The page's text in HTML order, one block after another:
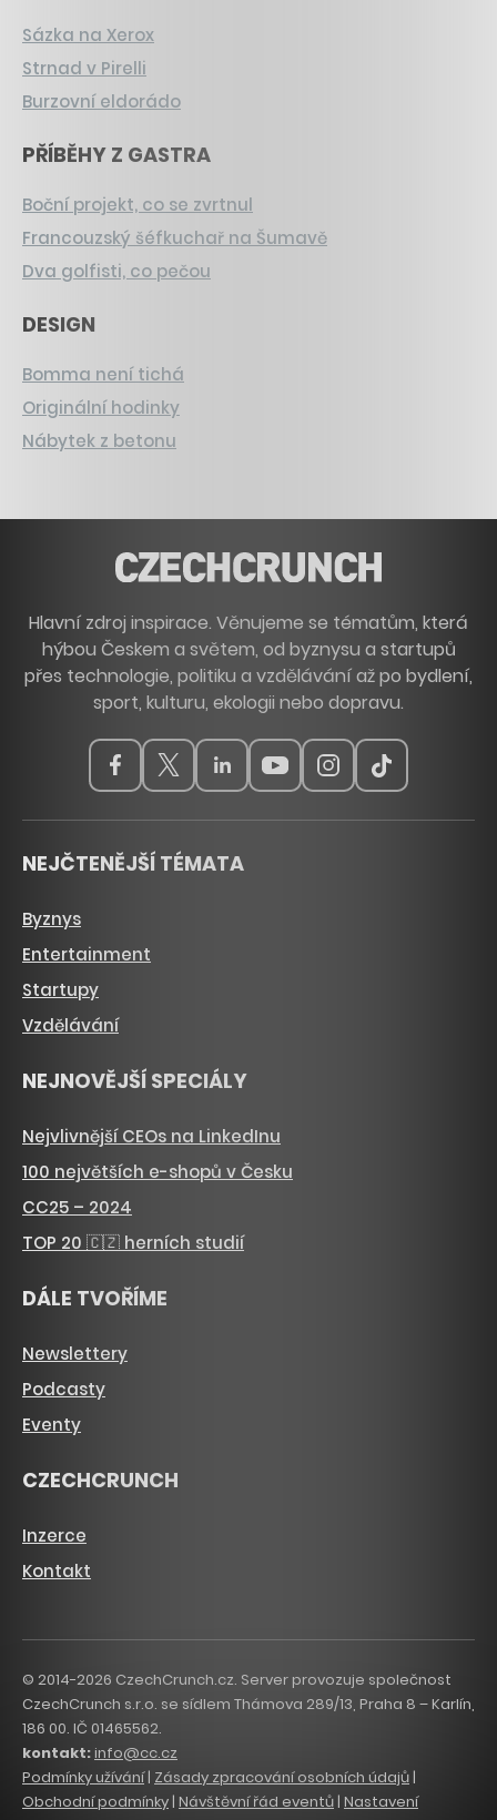
Sázka na Xerox
Strnad v Pirelli
Burzovní eldorádo
PŘÍBĚHY Z GASTRA
Boční projekt, co se zvrtnul
Francouzský šéfkuchař na Šumavě
Dva golfisti, co pečou
DESIGN
Bomma není tichá
Originální hodinky
Nábytek z betonu
Hlavní zdroj inspirace. Věnujeme se tématům, která
hýbou Českem a světem, od byznysu a startupů
přes technologie, politiku a vzdělávání až po bydlení,
sport, kulturu, ekologii nebo dopravu.
NEJČTENĚJŠÍ TÉMATA
Byznys
Entertainment
Startupy
Vzdělávání
NEJNOVĚJŠÍ SPECIÁLY
Nejvlivnější CEOs na LinkedInu
100 největších e-shopů v Česku
CC25 – 2024
TOP 20 🇨🇿 herních studií
DÁLE TVOŘÍME
Newslettery
Podcasty
Eventy
CZECHCRUNCH
Inzerce
Kontakt
© 2014-2026 CzechCrunch.cz. Server provozuje společnost
CzechCrunch s.r.o. se sídlem Thámova 289/13, Praha 8 – Karlín,
186 00. IČ 01465562.
kontakt:info@cc.cz
Podmínky užívání| Zásady zpracování osobních údajů |
Obchodní podmínky | Návštěvní řád eventů | Nastavení